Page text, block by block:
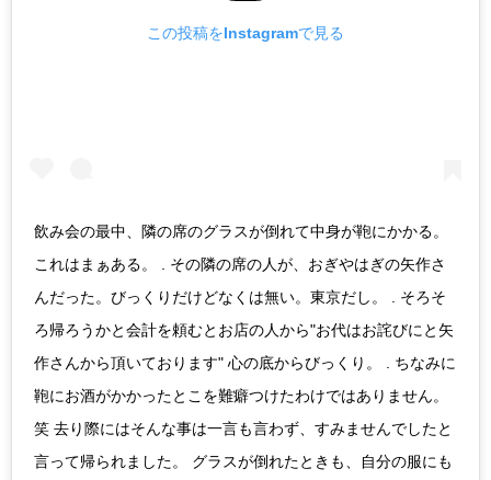
この投稿をInstagramで見る
飲み会の最中、隣の席のグラスが倒れて中身が鞄にかかる。
これはまぁある。 . その隣の席の人が、おぎやはぎの矢作さ
んだった。びっくりだけどなくは無い。東京だし。 . そろそ
ろ帰ろうかと会計を頼むとお店の人から"お代はお詫びにと矢
作さんから頂いております" 心の底からびっくり。 . ちなみに
鞄にお酒がかかったとこを難癖つけたわけではありません。
笑 去り際にはそんな事は一言も言わず、すみませんでしたと
言って帰られました。 グラスが倒れたときも、自分の服にも